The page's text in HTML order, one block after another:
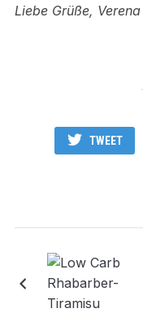
Liebe Grüße, Verena
TWEET